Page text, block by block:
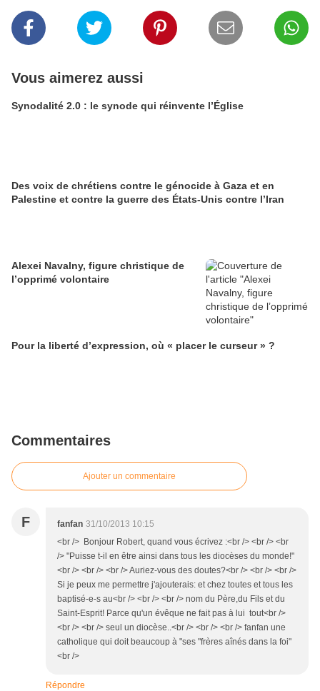
Vous aimerez aussi
Synodalité 2.0 : le synode qui réinvente l’Église
Des voix de chrétiens contre le génocide à Gaza et en
Palestine et contre la guerre des États-Unis contre l’Iran
Alexei Navalny, figure christique de
l’opprimé volontaire
Pour la liberté d’expression, où « placer le curseur » ?
Commentaires
Ajouter un commentaire
F fanfan 31/10/2013 10:15
<br /> Bonjour Robert, quand vous écrivez :<br /> <br /> <br
/> "Puisse t-il en être ainsi dans tous les diocèses du monde!"
<br /> <br /> <br /> Auriez-vous des doutes?<br /> <br /> <br />
Si je peux me permettre j'ajouterais: et chez toutes et tous les
baptisé-e-s au<br /> <br /> <br /> nom du Père,du Fils et du
Saint-Esprit! Parce qu'un évêque ne fait pas à lui tout<br />
<br /> <br /> seul un diocèse..<br /> <br /> <br /> fanfan une
catholique qui doit beaucoup à "ses "frères aînés dans la foi"
<br />
Répondre